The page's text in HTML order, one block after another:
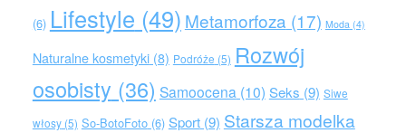
(6) Lifestyle (49) Metamorfoza (17) Moda (4)
Naturalne kosmetyki(8) Podróże (5) Rozwój
osobisty (36) Samoocena (10) Seks (9) Siwe
włosy(5) So-BotoFoto(6) Sport(9) Starsza modelka